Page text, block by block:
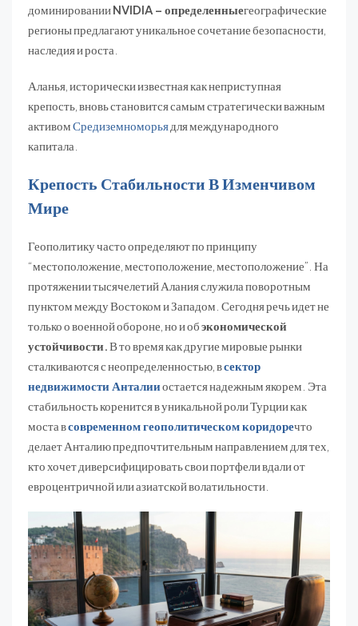
доминированииNVIDIA – определенныегеографические
регионы предлагают уникальное сочетание безопасности,
наследия и роста.
Аланья, исторически известная как неприступная
крепость, вновь становится самым стратегически важным
активомСредиземноморьядля международного
капитала.
Крепость Стабильности В Изменчивом
Мире
Геополитику часто определяют по принципу
“местоположение, местоположение, местоположение”. На
протяжении тысячелетий Алания служила поворотным
пунктом между Востоком и Западом. Сегодня речь идет не
только о военной обороне, но и обэкономической
устойчивости.В то время как другие мировые рынки
сталкиваются с неопределенностью, всектор
недвижимости Анталииостается надежным якорем. Эта
стабильность коренится в уникальной роли Турции как
моста всовременном геополитическом коридоречто
делает Анталию предпочтительным направлением для тех,
кто хочет диверсифицировать свои портфели вдали от
евроцентричной или азиатской волатильности.